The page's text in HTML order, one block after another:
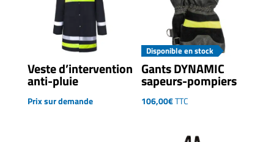
Veste d’intervention
anti-pluie
Prix sur demande
Disponible en stock
Gants DYNAMIC
sapeurs-pompiers
106,00€TTC